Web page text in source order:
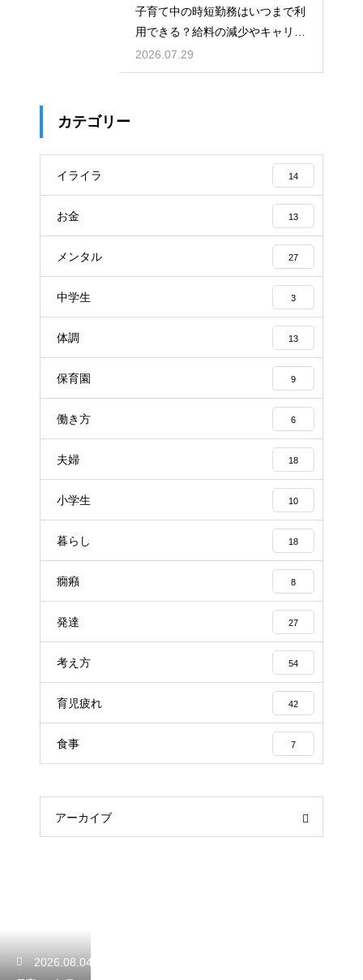
子育て中の時短勤務はいつまで利
用できる？給料の減少やキャリア
への影響を考慮して賢く働くため
のポイント
2026.07.29
カテゴリー
イライラ 14
お金 13
メンタル 27
中学生 3
体調 13
保育園 9
働き方 6
夫婦 18
小学生 10
暮らし 18
癇癪 8
発達 27
考え方 54
育児疲れ 42
食事 7
アーカイブ
2026.08.04